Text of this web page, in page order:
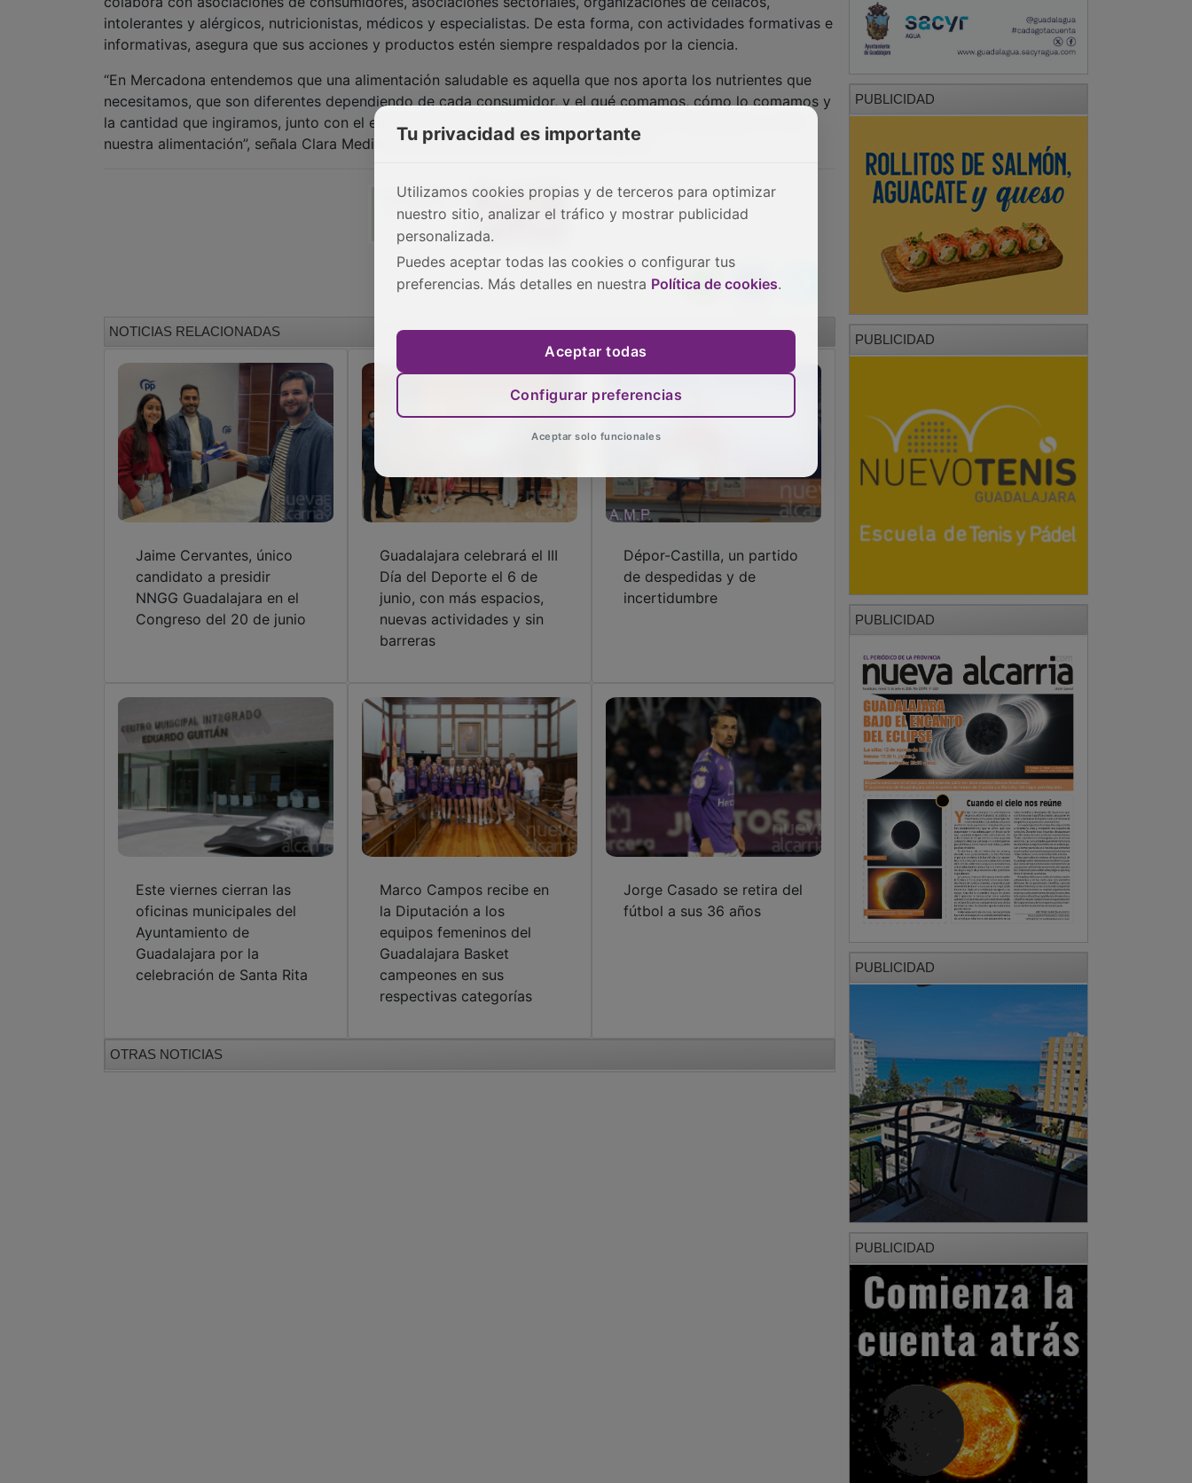
“En Mercadona entendemos que una alimentación saludable es aquella que nos aporta los nutrientes que
necesitamos, que son diferentes dependiendo de cada consumidor, y el qué comamos, cómo lo comamos y
la cantidad que ingiramos, junto con el ejercicio físico que realicemos, determinará lo adecuado o no de
nuestra alimentación”, señala Clara Medina, directora de Consumo de Mercadona.
Jaime Cervantes, único
candidato a presidir
Congreso del 20 de junio
Guadalajara celebrará el III
Día del Deporte el 6 de
nuevas actividades y sin
barreras
Dépor-Castilla, un partido
de despedidas y de
Este viernes cierran las
oficinas municipales del
Guadalajara por la
celebración de Santa Rita
Marco Campos recibe en
la Diputación a los
Guadalajara Basket
campeones en sus
respectivas categorías
Jorge Casado se retira del
fútbol a sus 36 años
OTRAS NOTICIAS
PUBLICIDAD
PUBLICIDAD
PUBLICIDAD
PUBLICIDAD
PUBLICIDAD
Tu privacidad es importante
Utilizamos cookies propias y de terceros para optimizar
nuestro sitio, analizar el tráfico y mostrar publicidad
personalizada.
Puedes aceptar todas las cookies o configurar tus
preferencias. Más detalles en nuestra Política de cookies.
Aceptar todas
Configurar preferencias
Aceptar solo funcionales